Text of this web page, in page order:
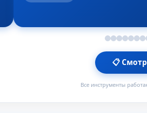
📋
Все инструменты